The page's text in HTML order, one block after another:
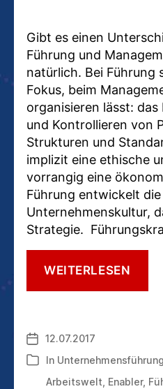
Gibt es einen
Führung und
natürlich. Bei Führung
Fokus, beim
organisieren lässt: das
und Kontrollieren von
Strukturen und
implizit eine ethische
vorrangig eine
Führung entwickelt die
Unternehmenskultur,
Strategie.
WEITERLESEN
ODER
Veröffentlichungsdatum
12.07.2017
Kategorien
In Unternehmensführung
Arbeitswelt Enabler,